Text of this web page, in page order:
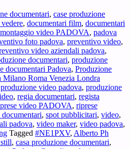
documentari, case produzione
, documentari film, documentari
montaggio video PADOVA, padova
foto padova, preventivo video,
video aziendali padova,
documentari, produzione
documentari Padova, Produzione
Milano Roma Venezia Londra
produzione video padova, produzione
, regia documentari, regista
video PADOVA, riprese
documentari, spot pubblicitari, video,
padova, video maker, video padova,
Tagged #NE1PXV, Alberto Ph
, casa produzione documentari,